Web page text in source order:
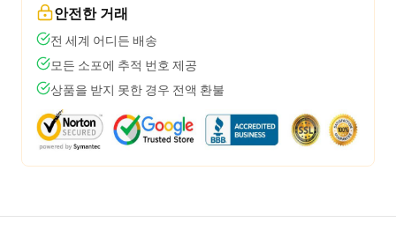
안전한 거래
전 세계 어디든 배송
모든 소포에 추적 번호 제공
상품을 받지 못한 경우 전액 환불